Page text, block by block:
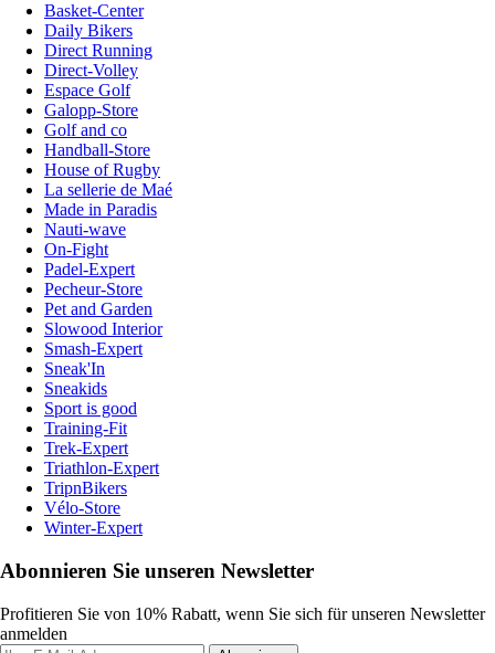
Basket-Center
Daily Bikers
Direct Running
Direct-Volley
Espace Golf
Galopp-Store
Golf and co
Handball-Store
House of Rugby
La sellerie de Maé
Made in Paradis
Nauti-wave
On-Fight
Padel-Expert
Pecheur-Store
Pet and Garden
Slowood Interior
Smash-Expert
Sneak'In
Sneakids
Sport is good
Training-Fit
Trek-Expert
Triathlon-Expert
TripnBikers
Vélo-Store
Winter-Expert
Abonnieren Sie unseren Newsletter
Profitieren Sie von 10% Rabatt, wenn Sie sich für unseren Newsletter
anmelden